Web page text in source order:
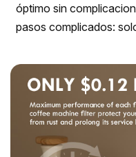
óptimo sin
pasos complicados: